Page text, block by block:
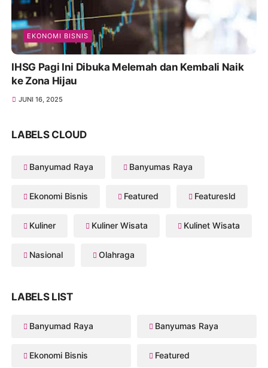
EKONOMI BISNIS
IHSG Pagi Ini Dibuka Melemah dan Kembali Naik
ke Zona Hijau
JUNI 16, 2025
LABELS CLOUD
Banyumad Raya Banyumas Raya
Ekonomi Bisnis Featured Featuresld
Kuliner Kuliner Wisata Kulinet Wisata
Nasional Olahraga
LABELS LIST
Banyumad Raya Banyumas Raya
Ekonomi Bisnis Featured